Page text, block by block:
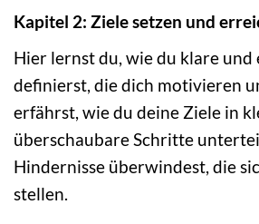
Kapitel 2: Ziele setzen und
Hier lernst du, wie du klare
definierst, die dich motivieren
erfährst, wie du deine Ziele in
überschaubare Schritte
Hindernisse überwindest, die
stellen.